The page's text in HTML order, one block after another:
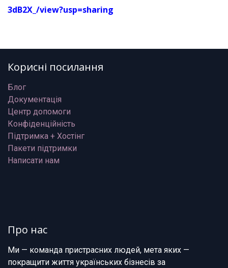
3dB2X_/view?usp=sharing
Корисні посилання
Блог
Документація
Центр допомоги
Конфіденційність
Підтримка + Хостінг
Пакети підтримки
Написати нам
Про нас
Ми — команда пристрасних людей, мета яких —
покращити життя українських бізнесів за